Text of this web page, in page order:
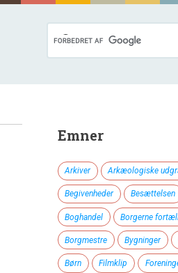
Emner
Arkiver Arkæologiske
Begivenheder Besættelsen
Boghandel Borgerne
Borgmestre Bygninger
Børn Filmklip